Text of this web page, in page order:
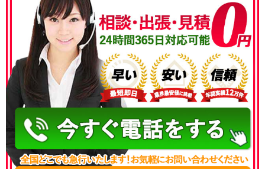
050-3186-4780